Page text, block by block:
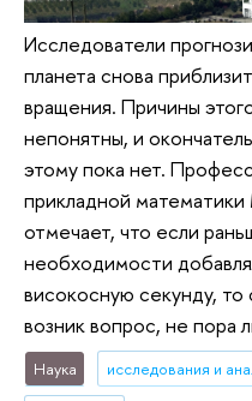
Исследователи
планета снова
вращения. Причины
непонятны, и
этому пока нет.
прикладной
отмечает, что если
необходимости
високосную секунду,
возник вопрос, не пора
Наука исследования и